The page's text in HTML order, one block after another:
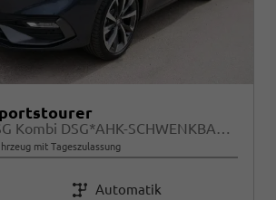
FR 1.5 eTSI DSG Kombi DSG*AHK-SCHWENKBAR*NAVI*ACC*KAMERA*3-ZONE KILMAAUTOMATIK
mit Tageszulassung
Getriebe Automatik